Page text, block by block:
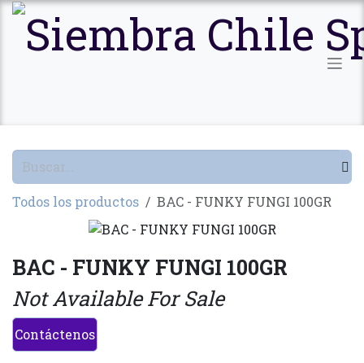
Ir al contenido
Todos los productos BAC - FUNKY FUNGI 100GR
BAC - FUNKY FUNGI 100GR
Not Available For Sale
Contáctenos